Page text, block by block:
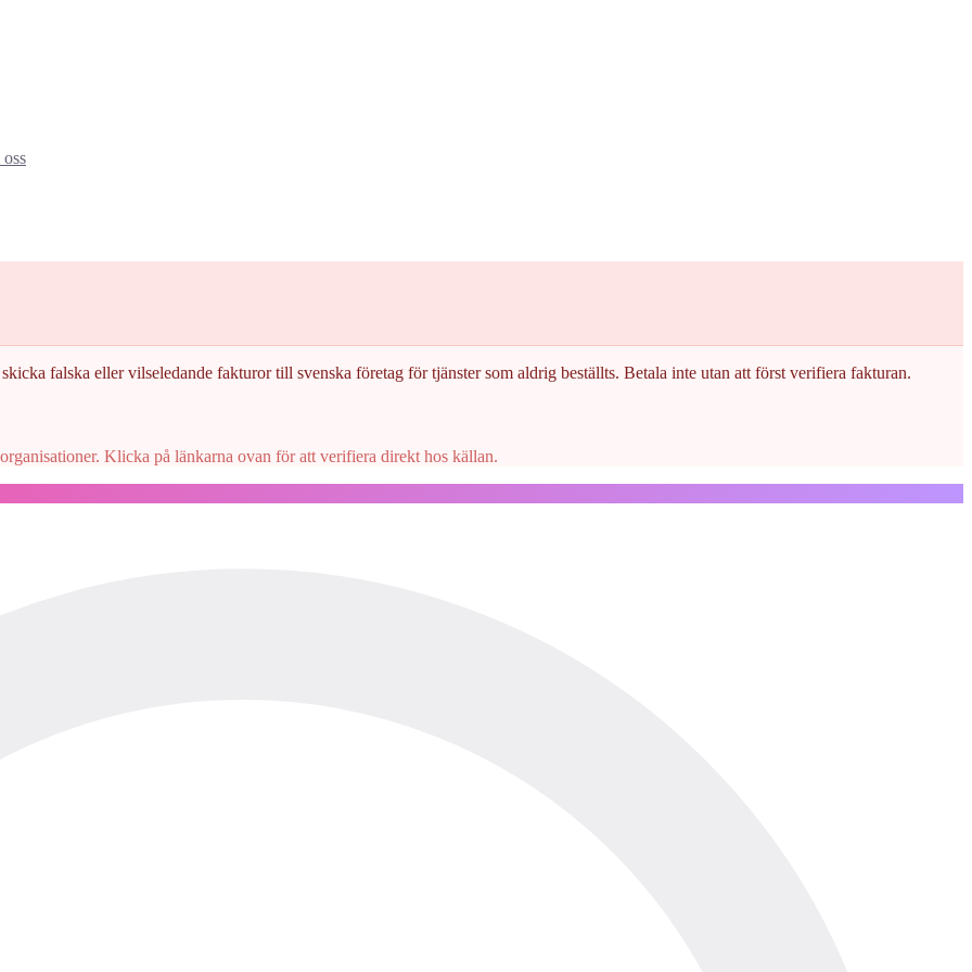
falska eller vilseledande fakturor till svenska företag för tjänster som aldrig beställts. Betala inte utan att först verifiera fakturan.
Klicka på länkarna ovan för att verifiera direkt hos källan.